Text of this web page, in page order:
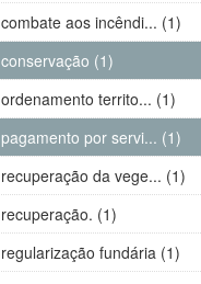
combate aos incêndi... (1)
conservação (1)
ordenamento territo... (1)
pagamento por servi... (1)
recuperação da vege... (1)
recuperação. (1)
regularização fundária (1)